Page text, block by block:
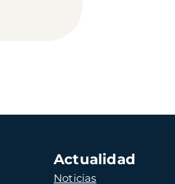
Actualidad
Noticias